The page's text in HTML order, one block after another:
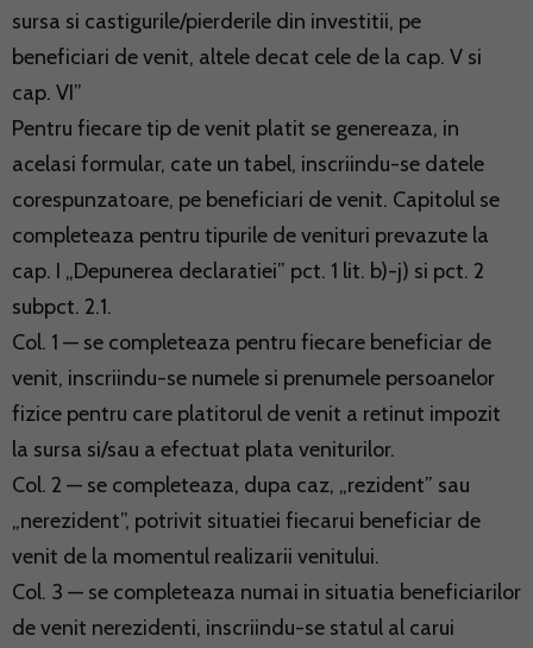
sursa si castigurile/pierderile din investitii, pe
beneficiari de venit, altele decat cele de la cap. V si
cap. VI”
Pentru fiecare tip de venit platit se genereaza, in
acelasi formular, cate un tabel, inscriindu-se datele
corespunzatoare, pe beneficiari de venit. Capitolul se
completeaza pentru tipurile de venituri prevazute la
cap. I „Depunerea declaratiei” pct. 1 lit. b)-j) si pct. 2
subpct. 2.1.
Col. 1 — se completeaza pentru fiecare beneficiar de
venit, inscriindu-se numele si prenumele persoanelor
fizice pentru care platitorul de venit a retinut impozit
la sursa si/sau a efectuat plata veniturilor.
Col. 2 — se completeaza, dupa caz, „rezident” sau
„nerezident”, potrivit situatiei fiecarui beneficiar de
venit de la momentul realizarii venitului.
Col. 3 — se completeaza numai in situatia beneficiarilor
de venit nerezidenti, inscriindu-se statul al carui